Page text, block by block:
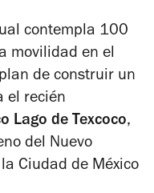
contempla 100
movilidad en el
de construir un
el recién
Lago de Texcoco,
del Nuevo
Ciudad de México